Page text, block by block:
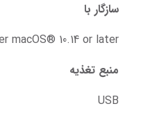
سازگار با
macOS® 10.14 or later
منبع تغذیه
USB